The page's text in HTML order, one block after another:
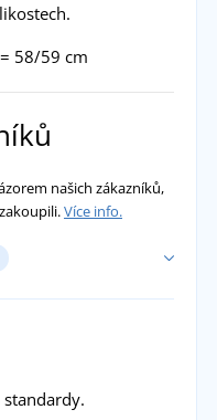
58/59 cm
našich zákazníků,
Více info.